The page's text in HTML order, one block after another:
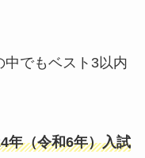
でもベスト3以内
年（令和6年）入試